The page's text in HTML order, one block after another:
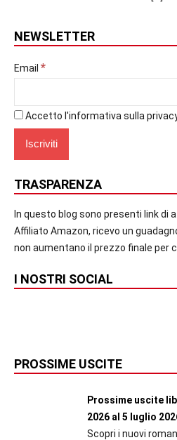
NEWSLETTER
Email *
Accetto l'informativa sulla
TRASPARENZA
In questo blog sono presenti link di
Affiliato Amazon, ricevo un
non aumentano il prezzo finale per
I NOSTRI SOCIAL
PROSSIME USCITE
Prossime uscite
2026 al 5 luglio
Scopri i nuovi